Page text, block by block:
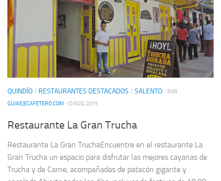
QUINDÍO/ RESTAURANTES DESTACADOS / SALENTO · POR
GUIAEJECAFETERO.COM · 10 AGO, 2015
Restaurante La Gran Trucha
Restaurante La Gran TruchaEncuentre en el restaurante La
Gran Trucha un espacio para disfrutar las mejores cayanas de
Trucha y de Carne, acompañadas de patacón gigante y